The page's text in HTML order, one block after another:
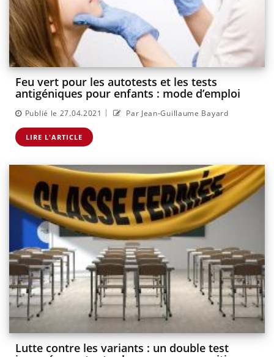
Feu vert pour les autotests et les tests
antigéniques pour enfants : mode d’emploi
Publié le 27.04.2021 | Par Jean-Guillaume Bayard
LIRE L'ARTICLE
Lutte contre les variants : un double test